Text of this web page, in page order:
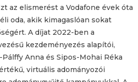
az elismerést a Vodafone évek óta
oda, akik kimagaslóan sokat
A díjat 2022-ben a
kezdeményezés alapítói,
Pálffy Anna és Sipos-Mohai Réka
virtuális adományozói